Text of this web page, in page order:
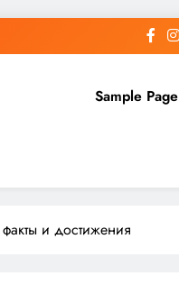
Sample Page
и достижения